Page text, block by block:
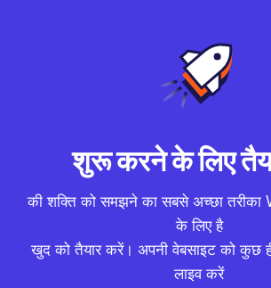
शुरू करने के लिए
की शक्ति को समझने का सबसे अच्छा
के लिए है
खुद को तैयार करें। अपनी वेबसाइट को कुछ ही
लाइव करें